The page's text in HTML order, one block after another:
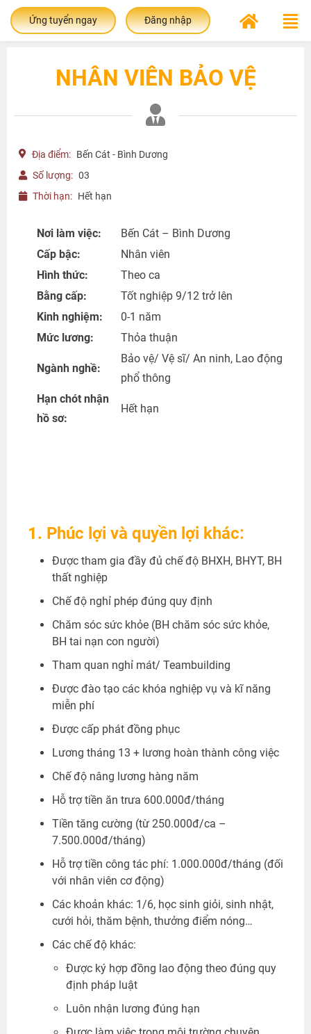
Ứng tuyển ngay Đăng nhập
NHÂN VIÊN BẢO VỆ
Địa điểm: Bến Cát - Bình Dương
Số lượng: 03
Thời hạn: Hết hạn
Nơi làm việc:
Bến Cát – Bình Dương
Cấp bậc:
Nhân viên
Hình thức:
Theo ca
Bằng cấp:
Tốt nghiệp 9/12 trở lên
Kinh nghiệm:
0-1 năm
Mức lương:
Thỏa thuận
Ngành nghề:
Bảo vệ/ Vệ sĩ/ An ninh, Lao động
phổ thông
Hạn chót nhận
hồ sơ:
Hết hạn
1. Phúc lợi và quyền lợi khác:
Được tham gia đầy đủ chế độ BHXH, BHYT, BH
thất nghiệp
Chế độ nghỉ phép đúng quy định
Chăm sóc sức khỏe (BH chăm sóc sức khỏe,
BH tai nạn con người)
Tham quan nghỉ mát/ Teambuilding
Được đào tạo các khóa nghiệp vụ và kĩ năng
miễn phí
Được cấp phát đồng phục
Lương tháng 13 + lương hoàn thành công việc
Chế độ nâng lương hàng năm
Hỗ trợ tiền ăn trưa 600.000đ/tháng
Tiền tăng cường (từ 250.000đ/ca –
7.500.000đ/tháng)
Hỗ trợ tiền công tác phí: 1.000.000đ/tháng (đối
với nhân viên cơ động)
Các khoản khác: 1/6, học sinh giỏi, sinh nhật,
cưới hỏi, thăm bệnh, thưởng điểm nóng…
Các chế độ khác:
Được ký hợp đồng lao động theo đúng quy
định pháp luật
Luôn nhận lương đúng hạn